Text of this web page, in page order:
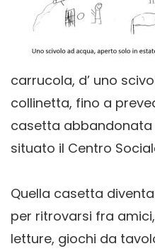
carrucola, d’ uno
collinetta, fino a
casetta
situato il Centro
Quella casetta
per ritrovarsi fra
letture, giochi da